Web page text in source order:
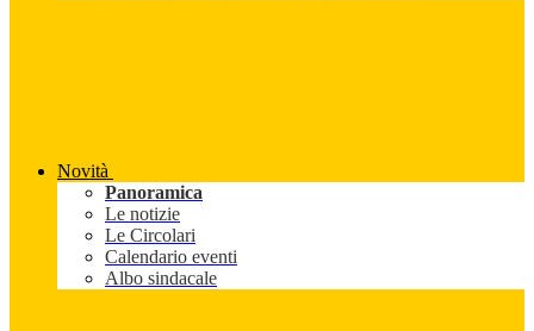
Novità
Panoramica
Le notizie
Le Circolari
Calendario eventi
Albo sindacale